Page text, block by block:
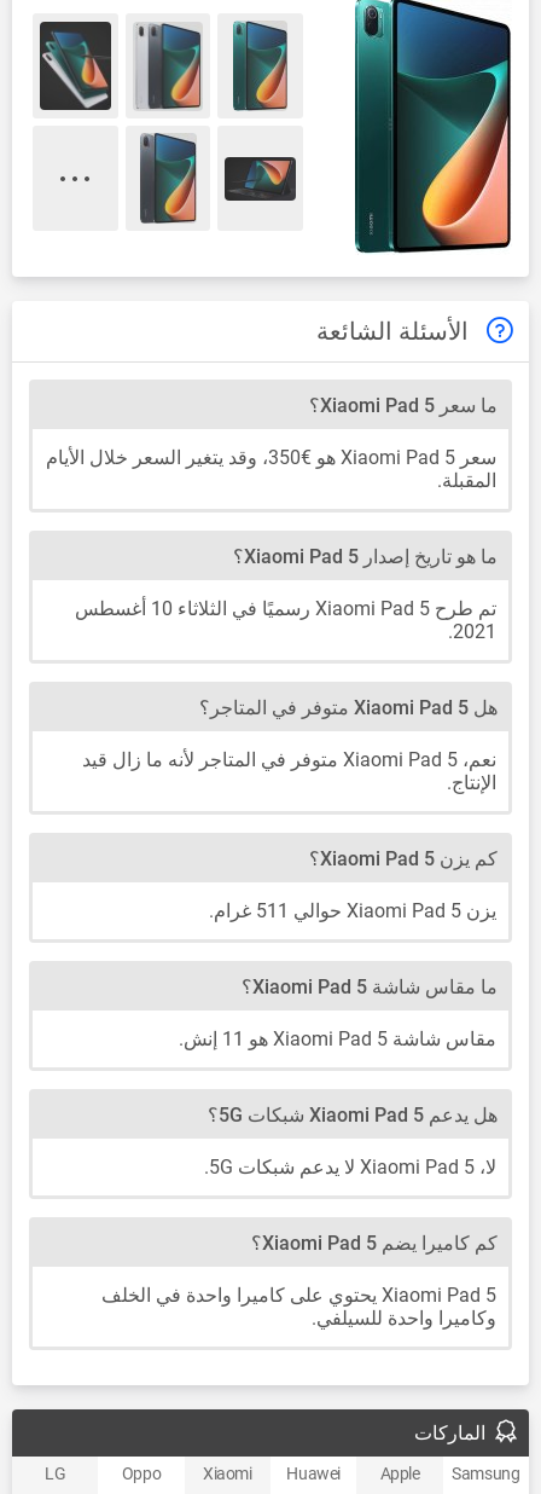
الأسئلة الشائعة
ما سعر Xiaomi Pad 5؟
سعر Xiaomi Pad 5 هو €350، وقد يتغير السعر خلال الأيام
المقبلة.
ما هو تاريخ إصدار Xiaomi Pad 5؟
تم طرح Xiaomi Pad 5 رسميًا في الثلاثاء 10 أغسطس
2021.
هل Xiaomi Pad 5 متوفر في المتاجر؟
نعم، Xiaomi Pad 5 متوفر في المتاجر لأنه ما زال قيد
الإنتاج.
كم يزن Xiaomi Pad 5؟
يزن Xiaomi Pad 5 حوالي 511 غرام.
ما مقاس شاشة Xiaomi Pad 5؟
مقاس شاشة Xiaomi Pad 5 هو 11 إنش.
هل يدعم Xiaomi Pad 5 شبكات 5G؟
لا، Xiaomi Pad 5 لا يدعم شبكات 5G.
كم كاميرا يضم Xiaomi Pad 5؟
Xiaomi Pad 5 يحتوي على كاميرا واحدة في الخلف
وكاميرا واحدة للسيلفي.
الماركات
Samsung
Apple
Huawei
Xiaomi
Oppo
LG